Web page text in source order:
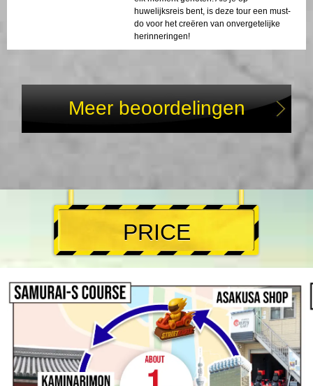
huwelijksreis bent, is deze tour een must-
do voor het creëren van onvergetelijke
herinneringen!
Meer beoordelingen
PRICE